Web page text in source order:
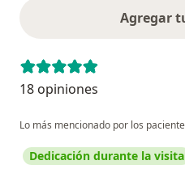
Agregar
18 opiniones
Lo más mencionado por los
Dedicación durante la visita